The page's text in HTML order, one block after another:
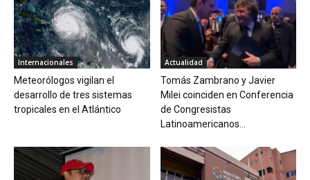
Internacionales
Meteorólogos vigilan el
desarrollo de tres sistemas
tropicales en el Atlántico
Actualidad
Tomás Zambrano y Javier
Milei coinciden en Conferencia
de Congresistas
Latinoamericanos...